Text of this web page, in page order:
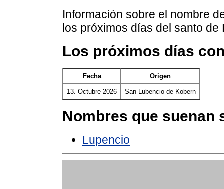
Información sobre el nombre
los próximos días del santo de
Los próximos días
Fecha Origen
13. Octubre 2026 San Lubencio de Kobern
Nombres que suenan
Lupencio